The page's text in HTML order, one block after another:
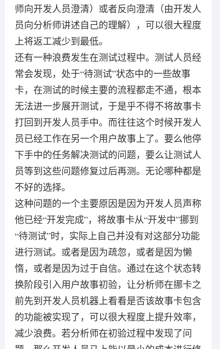
师向开发人员澄清）或者反向澄清（由开发人
员向分析师讲述自己的理解），可以很大程度
上将返工减少到最低。
还有一种浪费发生在测试过程中。测试人员经
常会发现，处于“待测试”状态中的一些故事
卡，在测试的时候主要的流程都走不通，根本
无法进一步展开测试，于是乎不得不将故事卡
打回到开发人员手中。而往往这个时候开发人
员已经工作在另一个用户故事上了。要么他停
下手中的任务解决测试的问题，要么让测试人
员等到这些问题修复过后再测。无论哪种都是
不好的选择。
这种问题的一个主要原因是因为开发人员声称
他已经“开发完成”，将故事卡从“开发中”挪到
“待测试”时，实际上自己并没有对这部分功能
进行测试。或者是因为疏忽，或者是因为懒
惰，或者是因为过于自信。通过在这个状态转
换阶段引入用户故事初验，让分析师在挪卡之
前先到开发人员机器上看看是否该故事卡包含
的功能被实现了，可以很大程度上提升效率，
减少浪费。若分析师在初验过程中发现了问